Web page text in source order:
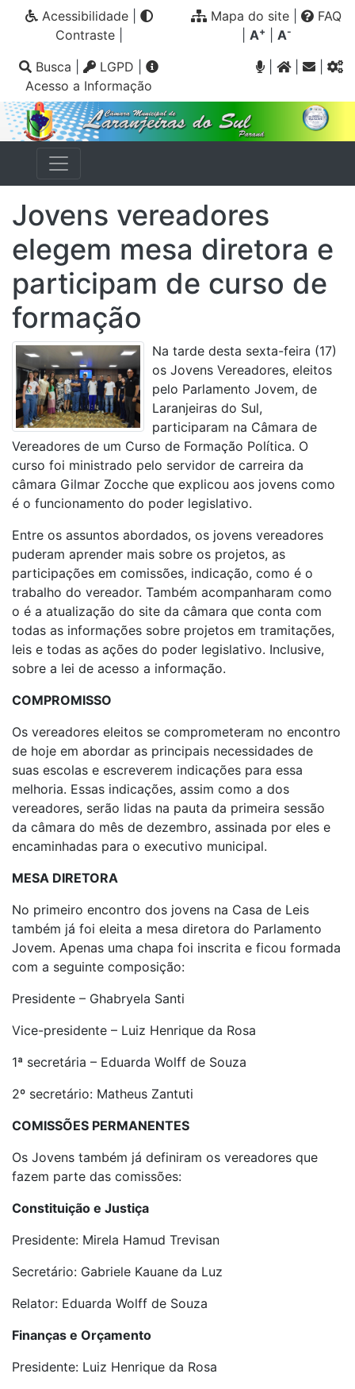
Acessibilidade|
Contraste|
Mapa do site
FAQ
A+ A-
Busca LGPD
Acesso a Informação
|
Jovens vereadores
elegem mesa diretora e
participam de curso de
formação
Na tarde desta sexta-feira (17)
os Jovens Vereadores, eleitos
pelo Parlamento Jovem, de
Laranjeiras do Sul,
participaram na Câmara de
Vereadores de um Curso de Formação Política. O
curso foi ministrado pelo servidor de carreira da
câmara Gilmar Zocche que explicou aos jovens como
é o funcionamento do poder legislativo.
Entre os assuntos abordados, os jovens vereadores
puderam aprender mais sobre os projetos, as
participações em comissões, indicação, como é o
trabalho do vereador. Também acompanharam como
o é a atualização do site da câmara que conta com
todas as informações sobre projetos em tramitações,
leis e todas as ações do poder legislativo. Inclusive,
sobre a lei de acesso a informação.
COMPROMISSO
Os vereadores eleitos se comprometeram no encontro
de hoje em abordar as principais necessidades de
suas escolas e escreverem indicações para essa
melhoria. Essas indicações, assim como a dos
vereadores, serão lidas na pauta da primeira sessão
da câmara do mês de dezembro, assinada por eles e
encaminhadas para o executivo municipal.
MESA DIRETORA
No primeiro encontro dos jovens na Casa de Leis
também já foi eleita a mesa diretora do Parlamento
Jovem. Apenas uma chapa foi inscrita e ficou formada
com a seguinte composição:
Presidente – Ghabryela Santi
Vice-presidente – Luiz Henrique da Rosa
1ª secretária – Eduarda Wolff de Souza
2º secretário: Matheus Zantuti
COMISSÕES PERMANENTES
Os Jovens também já definiram os vereadores que
fazem parte das comissões:
Constituição e Justiça
Presidente: Mirela Hamud Trevisan
Secretário: Gabriele Kauane da Luz
Relator: Eduarda Wolff de Souza
Finanças e Orçamento
Presidente: Luiz Henrique da Rosa